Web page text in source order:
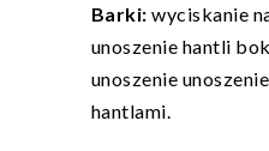
Barki: wyciskanie
unoszenie hantli
unoszenie
hantlami.